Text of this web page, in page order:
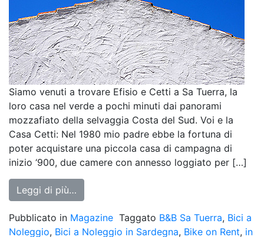
Siamo venuti a trovare Efisio e Cetti a Sa Tuerra, la
loro casa nel verde a pochi minuti dai panorami
mozzafiato della selvaggia Costa del Sud. Voi e la
Casa Cetti: Nel 1980 mio padre ebbe la fortuna di
poter acquistare una piccola casa di campagna di
inizio ‘900, due camere con annesso loggiato per […]
Leggi di più…
Pubblicato in Magazine Taggato B&B Sa Tuerra, Bici a
Noleggio, Bici a Noleggio in Sardegna, Bike on Rent, in